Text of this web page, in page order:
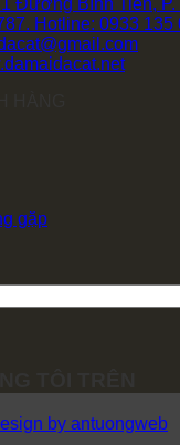
Hotline: 0933 135
gặp
by antuongweb